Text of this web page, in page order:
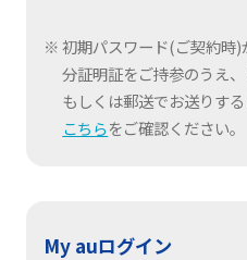
初期パスワード(ご契約時
分証明証をご持参のうえ、
もしくは郵送でお送りす
こちらをご確認ください。
My auログイン